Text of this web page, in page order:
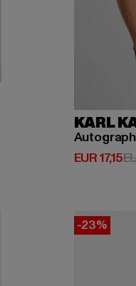
KARL
EUR 17,15
Huidige prijs:
-23%